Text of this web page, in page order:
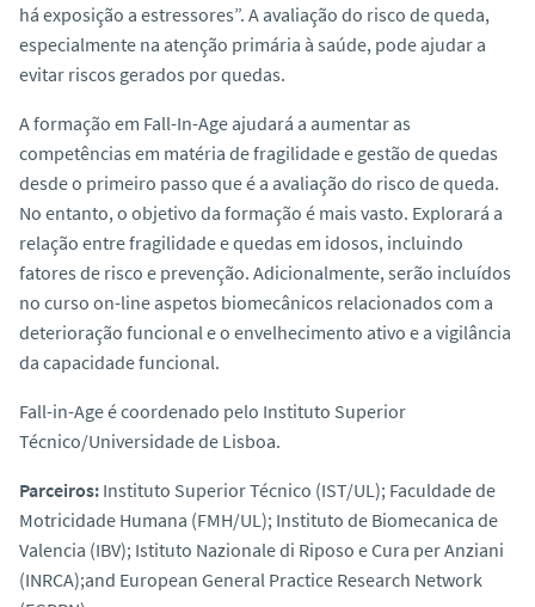
há exposição a estressores”. A avaliação do risco de queda,
especialmente na atenção primária à saúde, pode ajudar a
evitar riscos gerados por quedas.
A formação em Fall-In-Age ajudará a aumentar as
competências em matéria de fragilidade e gestão de quedas
desde o primeiro passo que é a avaliação do risco de queda.
No entanto, o objetivo da formação é mais vasto. Explorará a
relação entre fragilidade e quedas em idosos, incluindo
fatores de risco e prevenção. Adicionalmente, serão incluídos
no curso on-line aspetos biomecânicos relacionados com a
deterioração funcional e o envelhecimento ativo e a vigilância
da capacidade funcional.
Fall-in-Age é coordenado pelo Instituto Superior
Técnico/Universidade de Lisboa.
Parceiros: Instituto Superior Técnico (IST/UL); Faculdade de
Motricidade Humana (FMH/UL); Instituto de Biomecanica de
Valencia (IBV); Istituto Nazionale di Riposo e Cura per Anziani
(INRCA);and European General Practice Research Network